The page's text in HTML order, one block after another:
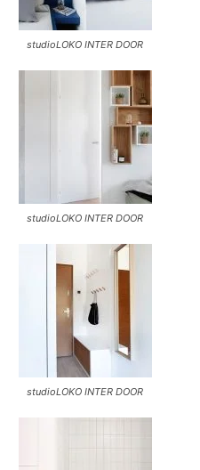
studioLOKO INTER DOOR
studioLOKO INTER DOOR
studioLOKO INTER DOOR